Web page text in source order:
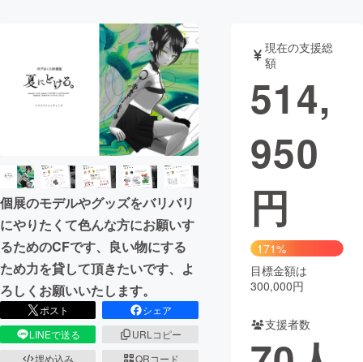
アート・写真 音楽
テクノロジー・ガジェット ゲーム・サ
映像・映画
ビジネス・起業
まちづくり・地域活性化
CAMPFIRE for Social Good
CAMPFIRE Creation
CAMPFIREふるさと納税
コミュニティ
個展のモデルやグッズをバリバリ
にやりたくて色んな方にお願いす
るためのCFです、良い物にする
ため力を貸して頂きたいです、よ
ろしくお願いいたします。
ポスト
シェア
LINEで送る
URLコピー
埋め込み
QRコード
現在の支援総
額
514,
950
円
171%
目標金額は
300,000円
支援者数